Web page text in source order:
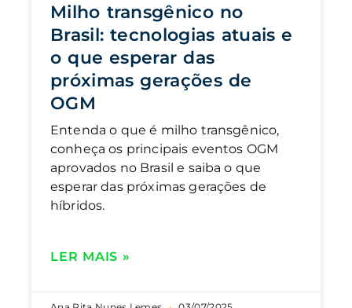
Milho transgênico no
Brasil: tecnologias atuais e
o que esperar das
próximas gerações de
OGM
Entenda o que é milho transgênico,
conheça os principais eventos OGM
aprovados no Brasil e saiba o que
esperar das próximas gerações de
híbridos.
LER MAIS »